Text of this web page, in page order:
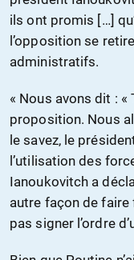
ils ont promis […]
l’opposition se
administratifs.
« Nous avons dit : «
proposition. Nous
le savez, le
l’utilisation des
Ianoukovitch a
autre façon de
pas signer l’ordre